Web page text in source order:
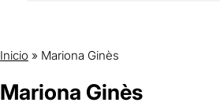
Inicio » Mariona Ginès
Mariona Ginès